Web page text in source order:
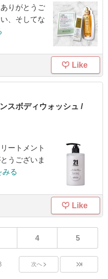
りがとうご
、そしてな
Like
スボディウォッシュ /
ートメント
うございま
る
Like
4 5
次へ